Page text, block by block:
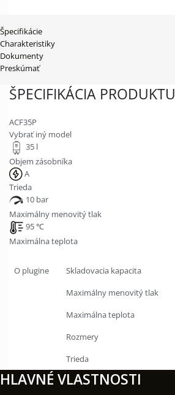
Špecifikácie
Charakteristiky
Dokumenty
Preskúmať
ŠPECIFIKÁCIA PRODUKTU
ACF35P
Vybrať iný model
35 l
Objem zásobníka
A
Trieda
10 bar
Maximálny menovitý tlak
95 ℃
Maximálna teplota
O plugine Skladovacia kapacita
Maximálny menovitý tlak
Maximálna teplota
Rozmery
Trieda
HLAVNÉ VLASTNOSTI